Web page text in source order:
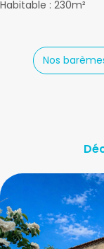
Habitable : 230m²
Nos